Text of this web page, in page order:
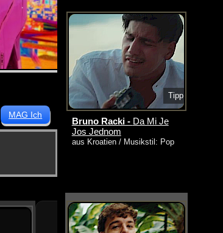
Tipp
Bruno Racki - Da Mi Je
Jos Jednom
aus Kroatien / Musikstil: Pop